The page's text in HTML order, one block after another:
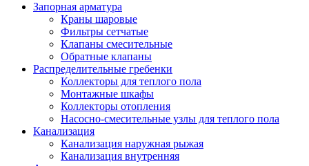
Запорная арматура
Краны шаровые
Фильтры сетчатые
Клапаны смесительные
Обратные клапаны
Распределительные гребенки
Коллекторы для теплого пола
Монтажные шкафы
Коллекторы отопления
Насосно-смесительные узлы для теплого пола
Канализация
Канализация наружная рыжая
Канализация внутренняя